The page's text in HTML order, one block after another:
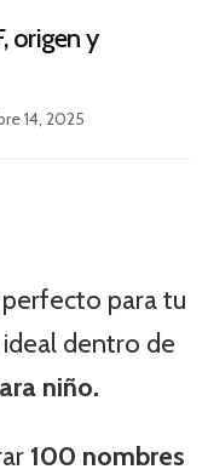
origen y
14, 2025
para tu
dentro de
niño.
100 nombres